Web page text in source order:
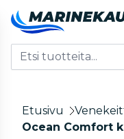
Etusivu
Ocean Comfort